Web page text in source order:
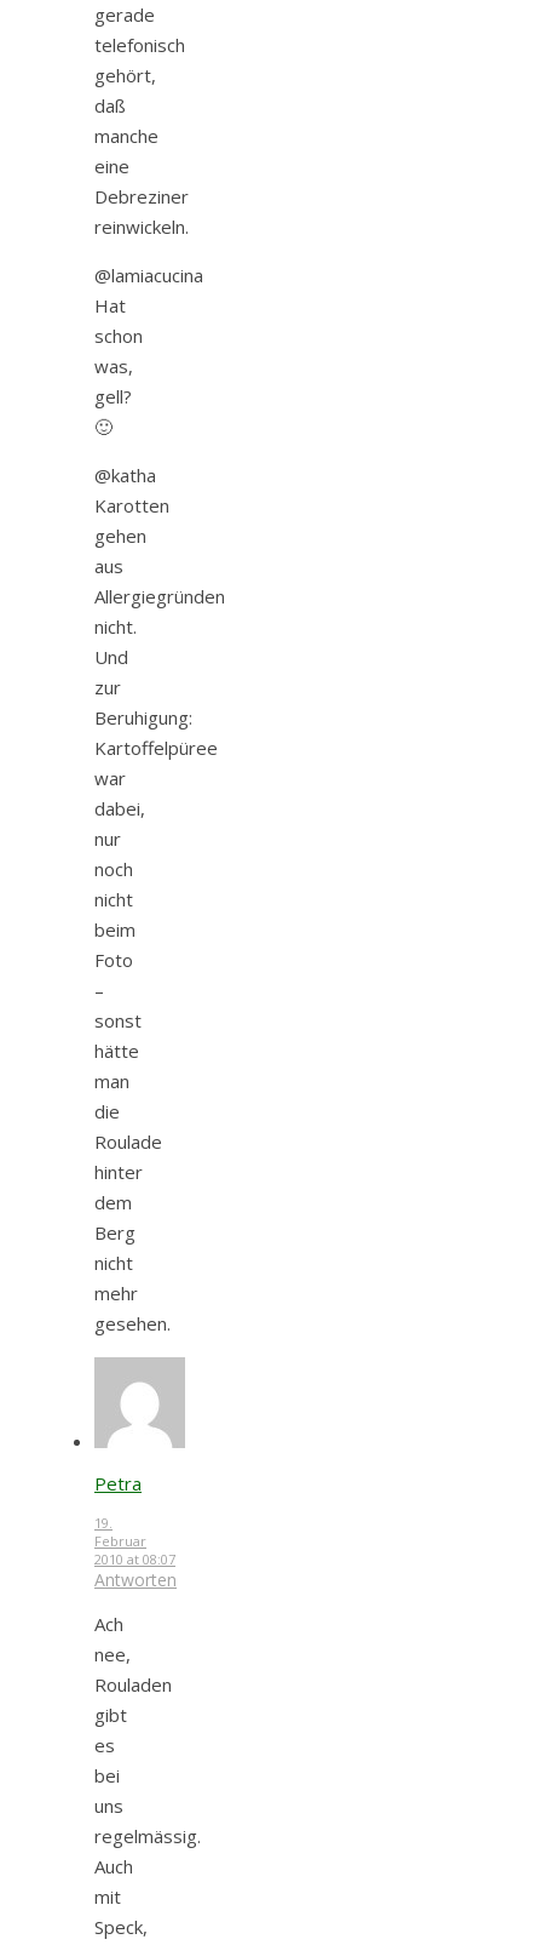
gerade
telefonisch
gehört,
daß
manche
eine
Debreziner
reinwickeln.
@lamiacucina
Hat
schon
was,
gell?
🙂
@katha
Karotten
gehen
aus
Allergiegründen
nicht.
Und
zur
Beruhigung:
Kartoffelpüree
war
dabei,
nur
noch
nicht
beim
Foto
–
sonst
hätte
man
die
Roulade
hinter
dem
Berg
nicht
mehr
gesehen.
Petra
19.
Februar
2010 at 08:07
Antworten
Ach
nee,
Rouladen
gibt
es
bei
uns
regelmässig.
Auch
mit
Speck,